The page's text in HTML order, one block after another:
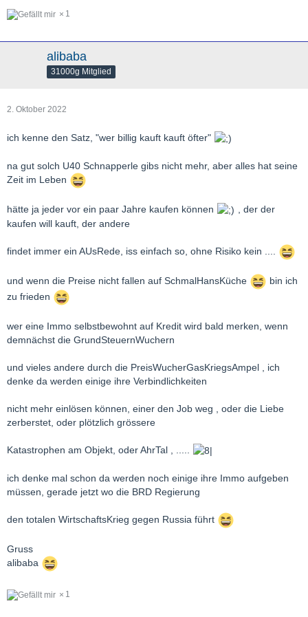
1
alibaba
31000g Mitglied
2. Oktober 2022
ich kenne den Satz, "wer billig kauft kauft öfter"
na gut solch U40 Schnapperle gibs nicht mehr, aber alles hat seine
Zeit im Leben
hätte ja jeder vor ein paar Jahre kaufen können
, der der
kaufen will kauft, der andere
findet immer ein AUsRede, iss einfach so, ohne Risiko kein ....
und wenn die Preise nicht fallen auf SchmalHansKüche
bin ich
zu frieden
wer eine Immo selbstbewohnt auf Kredit wird bald merken, wenn
demnächst die GrundSteuernWuchern
und vieles andere durch die PreisWucherGasKriegsAmpel , ich
denke da werden einige ihre Verbindlichkeiten
nicht mehr einlösen können, einer den Job weg , oder die Liebe
zerberstet, oder plötzlich grössere
Katastrophen am Objekt, oder AhrTal , .....
ich denke mal schon da werden noch einige ihre Immo aufgeben
müssen, gerade jetzt wo die BRD Regierung
den totalen WirtschaftsKrieg gegen Russia führt
Gruss
alibaba
1